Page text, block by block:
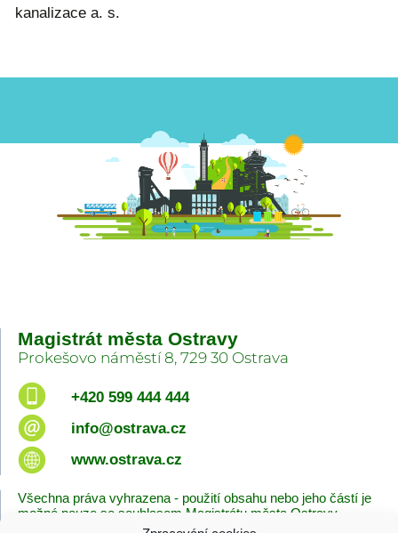
kanalizace a. s.
Magistrát města Ostravy
Prokešovo náměstí 8, 729 30 Ostrava
+420 599 444 444
info@ostrava.cz
www.ostrava.cz
Všechna práva vyhrazena - použití obsahu nebo jeho částí je
možné pouze se souhlasem Magistrátu města Ostravy.